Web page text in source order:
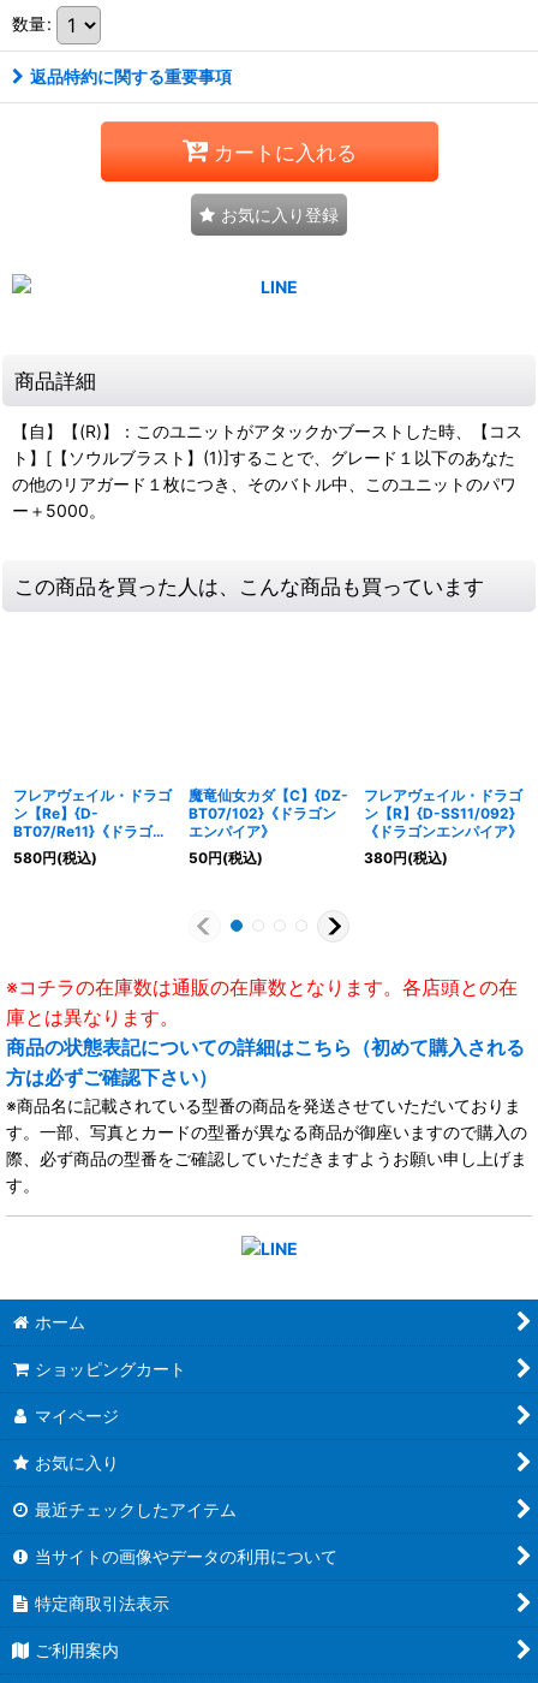
数量:
返品特約に関する重要事項
カートに入れる
お気に入り登録
商品詳細
【自】【(R)】：このユニットがアタックかブーストした時、【コス
ト】[【ソウルブラスト】(1)]することで、グレード１以下のあなた
の他のリアガード１枚につき、そのバトル中、このユニットのパワ
ー＋5000。
この商品を買った人は、こんな商品も買っています
フレアヴェイル・ドラゴ
ン【Re】{D-
BT07/Re11}《ドラゴン
エンパイア》
580円(税込)
魔竜仙女カダ【C】{DZ-
BT07/102}《ドラゴン
エンパイア》
50円(税込)
フレアヴェイル・ドラゴ
ン【R】{D-SS11/092}
《ドラゴンエンパイア》
380円(税込)
※コチラの在庫数は通販の在庫数となります。各店頭との在
庫とは異なります。
商品の状態表記についての詳細はこちら（初めて購入される
方は必ずご確認下さい）
※商品名に記載されている型番の商品を発送させていただいておりま
す。一部、写真とカードの型番が異なる商品が御座いますので購入の
際、必ず商品の型番をご確認していただきますようお願い申し上げま
す。
ホーム
ショッピングカート
マイページ
お気に入り
最近チェックしたアイテム
当サイトの画像やデータの利用について
特定商取引法表示
ご利用案内